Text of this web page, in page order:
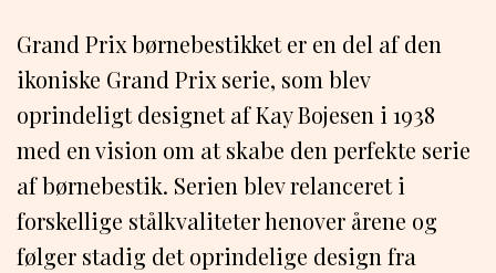
Grand Prix børnebestikket er en del af den
ikoniske Grand Prix serie, som blev
oprindeligt designet af Kay Bojesen i 1938
med en vision om at skabe den perfekte serie
af børnebestik. Serien blev relanceret i
forskellige stålkvaliteter henover årene og
følger stadig det oprindelige design fra